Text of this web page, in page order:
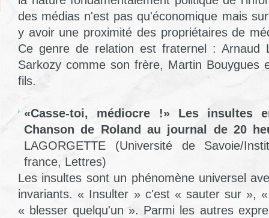
des médias n'est pas qu'économique mais
y avoir une proximité des propriétaires de
Ce genre de relation est fraternel : Arnaud
Sarkozy comme son frère, Martin Bouygues
fils.
«Casse-toi, médiocre !» Les insultes
Chanson de Roland au journal de 20
LAGORGETTE (Université de Savoie/
france, Lettres)
Les insultes sont un phénomène universel
invariants. « Insulter » c'est « sauter sur »,
« blesser quelqu'un ». Parmi les autres